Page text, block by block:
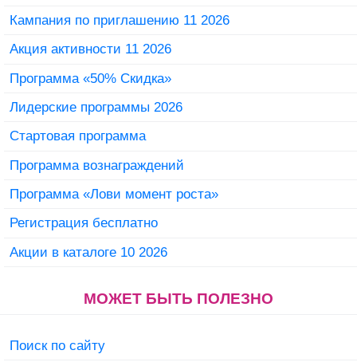
Кампания по приглашению 11 2026
Акция активности 11 2026
Программа «50% Скидка»
Лидерские программы 2026
Стартовая программа
Программа вознаграждений
Программа «Лови момент роста»
Регистрация бесплатно
Акции в каталоге 10 2026
МОЖЕТ БЫТЬ ПОЛЕЗНО
Поиск по сайту